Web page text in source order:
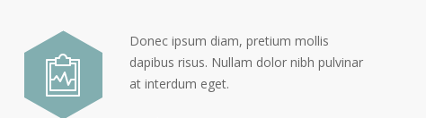
Donec ipsum diam, pretium mollis
dapibus risus. Nullam dolor nibh pulvinar
at interdum eget.